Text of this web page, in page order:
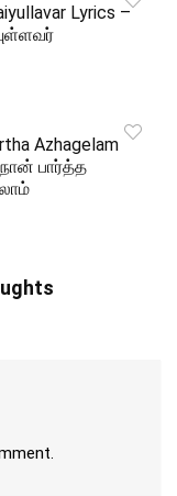
Lyrics –
Azhagelam
பார்த்த